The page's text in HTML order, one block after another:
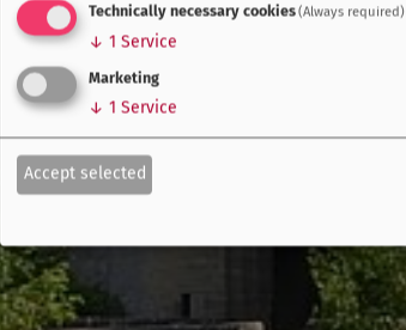
Technically necessary cookies(Always required)
↓ 1 Service
Marketing
↓ 1 Service
Accept selected